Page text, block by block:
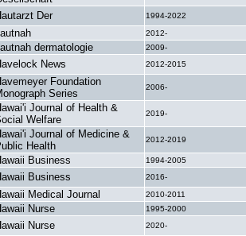
Der 1994-2022
2012-
dermatologie 2009-
News 2012-2015
Foundation
Series
2006-
Journal of Health &
Welfare
2019-
Journal of Medicine &
Health
2012-2019
Business 1994-2005
Business 2016-
Medical Journal 2010-2011
Nurse 1995-2000
Nurse 2020-